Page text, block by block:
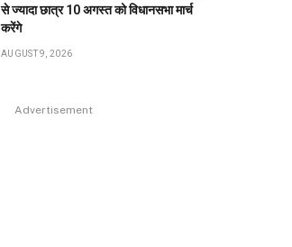
से ज्यादा छात्र 10 अगस्त को विधानसभा मार्च
करेंगे
AUGUST 9, 2026
Advertisement